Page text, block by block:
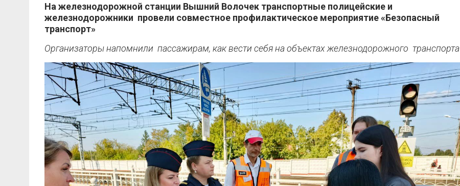
На железнодорожной станции Вышний Волочек транспортные полицейские и
железнодорожники провели совместное профилактическое мероприятие «Безопасный
транспорт»
Организаторы напомнили пассажирам, как вести себя на объектах железнодорожного транспорта